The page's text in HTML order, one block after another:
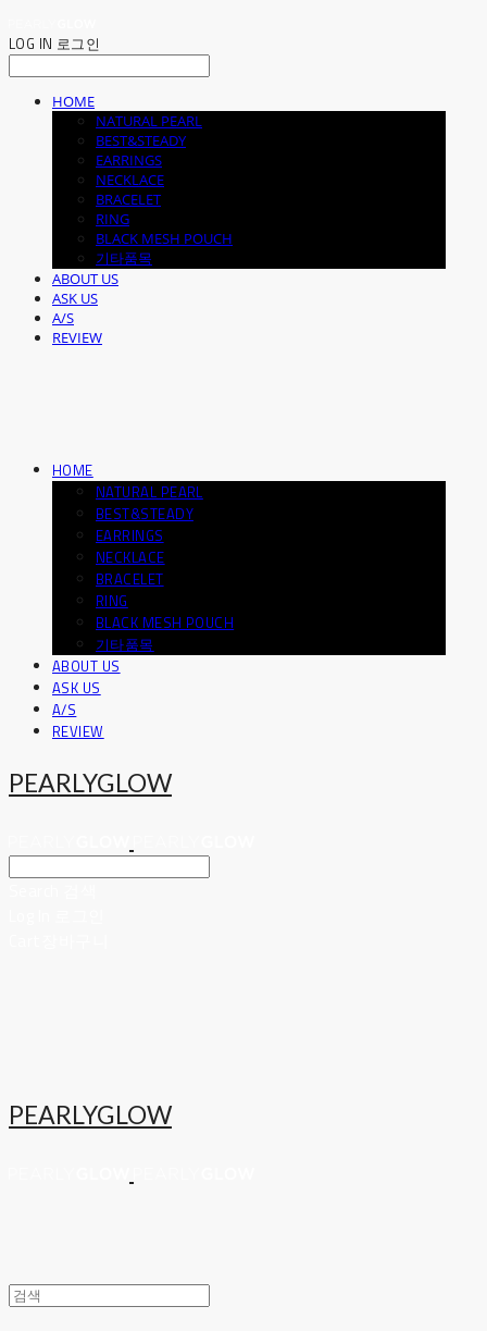
LOG IN 로그인
HOME
NATURAL PEARL
BEST&STEADY
EARRINGS
NECKLACE
BRACELET
RING
BLACK MESH POUCH
기타품목
ABOUT US
ASK US
A/S
REVIEW
HOME
NATURAL PEARL
BEST&STEADY
EARRINGS
NECKLACE
BRACELET
RING
BLACK MESH POUCH
기타품목
ABOUT US
ASK US
A/S
REVIEW
PEARLYGLOW
PEARLYGLOW